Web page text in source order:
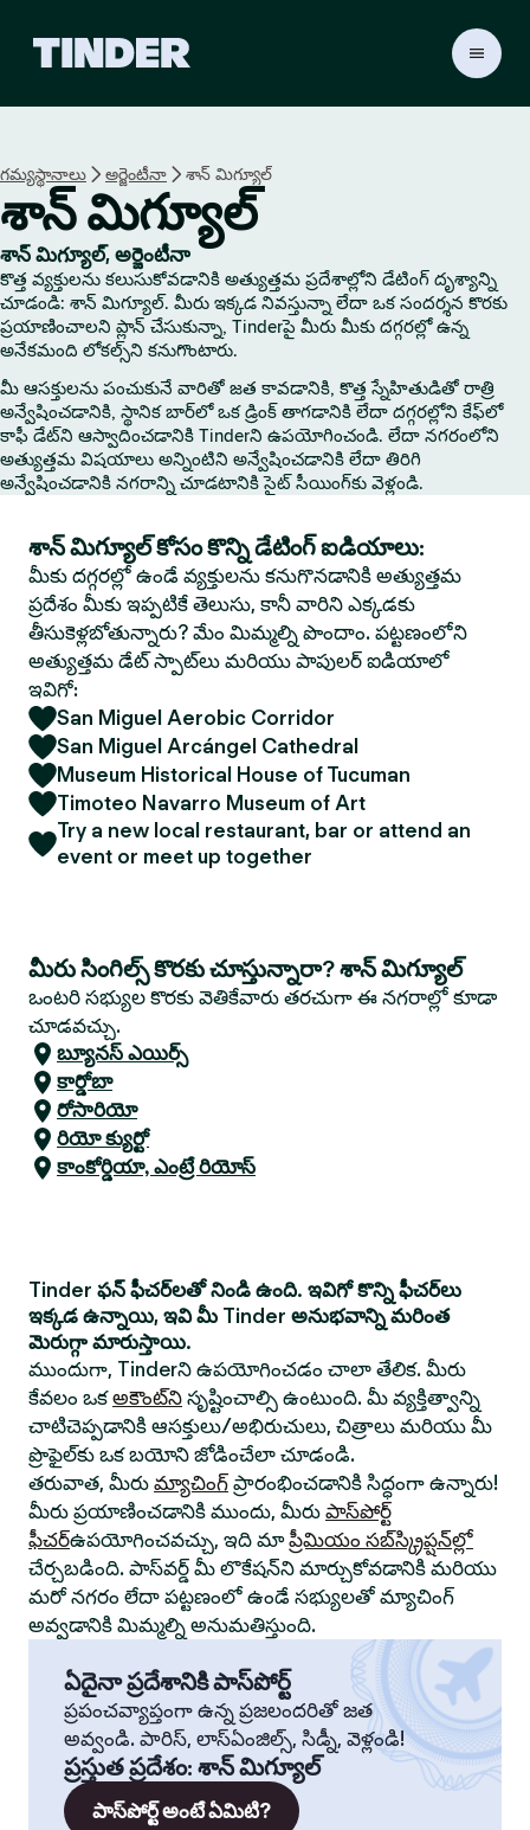
r
హో
మ్
గమ్యస్థానాలు అర్జెంటీనా శాన్ మిగ్యూల్
శాన్ మిగ్యూల్
శాన్ మిగ్యూల్, అర్జెంటీనా
కొత్త వ్యక్తులను కలుసుకోవడానికి అత్యుత్తమ ప్రదేశాల్లోని డేటింగ్ దృశ్యాన్ని
చూడండి: శాన్ మిగ్యూల్. మీరు ఇక్కడ నివస్తున్నా లేదా ఒక సందర్శన కొరకు
ప్రయాణించాలని ప్లాన్ చేసుకున్నా, Tinderపై మీరు మీకు దగ్గరల్లో ఉన్న
అనేకమంది లోకల్స్‌ని కనుగొంటారు.
మీ ఆసక్తులను పంచుకునే వారితో జత కావడానికి, కొత్త స్నేహితుడితో రాత్రి
అన్వేషించడానికి, స్థానిక బార్‌లో ఒక డ్రింక్ తాగడానికి లేదా దగ్గరల్లోని కేఫ్‌లో
కాఫీ డేట్‌ని ఆస్వాదించడానికి Tinderని ఉపయోగించండి. లేదా నగరంలోని
అత్యుత్తమ విషయాలు అన్నింటిని అన్వేషించడానికి లేదా తిరిగి
అన్వేషించడానికి నగరాన్ని చూడటానికి సైట్ సీయింగ్‌కు వెళ్లండి.
శాన్ మిగ్యూల్ కోసం కొన్ని డేటింగ్ ఐడియాలు:
మీకు దగ్గరల్లో ఉండే వ్యక్తులను కనుగొనడానికి అత్యుత్తమ
ప్రదేశం మీకు ఇప్పటికే తెలుసు, కానీ వారిని ఎక్కడకు
తీసుకెళ్లబోతున్నారు? మేం మిమ్మల్ని పొందాం. పట్టణంలోని
అత్యుత్తమ డేట్ స్పాట్‌లు మరియు పాపులర్ ఐడియాలో
ఇవిగో:
San Miguel Aerobic Corridor
San Miguel Arcángel Cathedral
Museum Historical House of Tucuman
Timoteo Navarro Museum of Art
Try a new local restaurant, bar or attend an
event or meet up together
మీరు సింగిల్స్ కొరకు చూస్తున్నారా? శాన్ మిగ్యూల్
ఒంటరి సభ్యుల కొరకు వెతికేవారు తరచుగా ఈ నగరాల్లో కూడా
చూడవచ్చు.
బ్యూనస్ ఎయిర్స్
కార్డోబా
రోసారియో
రియో క్యుర్టో
కాంకోర్డియా, ఎంట్రే రియోస్
Tinder ఫన్ ఫీచర్‌లతో నిండి ఉంది. ఇవిగో కొన్ని ఫీచర్‌లు
ఇక్కడ ఉన్నాయి, ఇవి మీ Tinder అనుభవాన్ని మరింత
మెరుగ్గా మారుస్తాయి.
ముందుగా, Tinderని ఉపయోగించడం చాలా తేలిక. మీరు
కేవలం ఒకఅకౌంట్‌ని సృష్టించాల్సి ఉంటుంది. మీ వ్యక్తిత్వాన్ని
చాటిచెప్పడానికి ఆసక్తులు/అభిరుచులు, చిత్రాలు మరియు మీ
ప్రొఫైల్‌కు ఒక బయోని జోడించేలా చూడండి.
తరువాత, మీరు మ్యాచింగ్ ప్రారంభించడానికి సిద్ధంగా ఉన్నారు!
మీరు ప్రయాణించడానికి ముందు, మీరు పాస్‌పోర్ట్
ఫీచర్ఉపయోగించవచ్చు, ఇది మాప్రీమియం సబ్‌స్క్రిప్షన్‌ల్లో
చేర్చబడింది. పాస్‌వర్డ్ మీ లొకేషన్‌ని మార్చుకోవడానికి మరియు
మరో నగరం లేదా పట్టణంలో ఉండే సభ్యులతో మ్యాచింగ్
అవ్వడానికి మిమ్మల్ని అనుమతిస్తుంది.
ఏదైనా ప్రదేశానికి పాస్‌పోర్ట్
ప్రపంచవ్యాప్తంగా ఉన్న ప్రజలందరితో జత
అవ్వండి. పారిస్, లాస్‌ఏంజిల్స్, సిడ్నీ, వెళ్లండి!
ప్రస్తుత ప్రదేశం: శాన్ మిగ్యూల్
పాస్‌పోర్ట్ అంటే ఏమిటి?